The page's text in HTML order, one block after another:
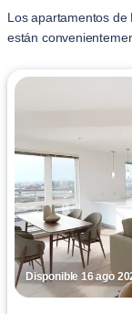
Los apartamentos de
están
Disponible 16 ago